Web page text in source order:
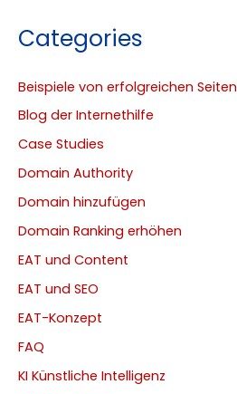
Categories
Beispiele von erfolgreichen Seiten
Blog der Internethilfe
Case Studies
Domain Authority
Domain hinzufügen
Domain Ranking erhöhen
EAT und Content
EAT und SEO
EAT-Konzept
FAQ
KI Künstliche Intelligenz